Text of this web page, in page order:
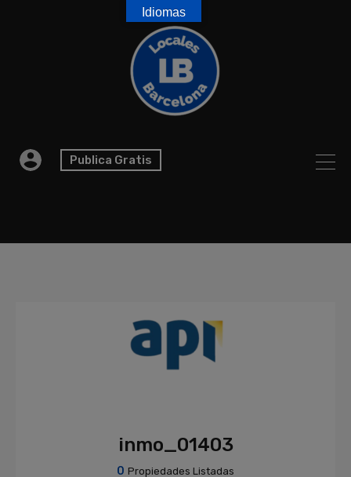
Publica Gratis
inmo_01403
0 Propiedades Listadas
Idiomas